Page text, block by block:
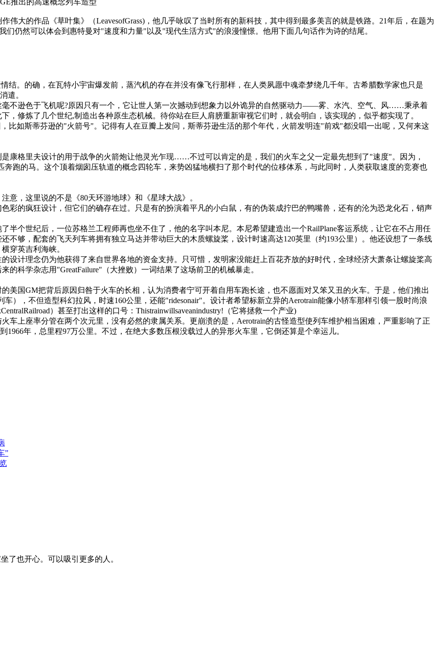
大的作品《草叶集》（LeavesofGrass)，他几乎咏叹了当时所有的新科技，其中得到最多美言的就是铁路。21年后，在题为
们仍然可以体会到惠特曼对"速度和力量"以及"现代生活方式"的浪漫憧憬。他用下面几句话作为诗的结尾。
的确，在瓦特小宇宙爆发前，蒸汽机的存在并没有像飞行那样，在人类夙愿中魂牵梦绕几千年。古希腊数学家也只是
遣。
逊色于飞机呢?原因只有一个，它让世人第一次撼动到想象力以外诡异的自然驱动力——雾、水汽、空气、风……秉承着
，修炼了几个世纪,制造出各种原生态机械。待你站在巨人肩膀重新审视它们时，就会明白，该实现的，似乎都实现了。
斯蒂芬逊的"火箭号"。记得有人在豆瓣上发问，斯蒂芬逊生活的那个年代，火箭发明连"前戏"都没唱一出呢，又何来这
格里夫设计的用于战争的火箭炮让他灵光乍现……不过可以肯定的是，我们的火车之父一定最先想到了"速度"。因为，
跑的马。这个顶着烟囱压轨道的概念四轮车，来势凶猛地横扫了那个时代的位移体系，与此同时，人类获取速度的竞赛也
，这里说的不是《80天环游地球》和《星球大战》。
的疯狂设计，但它们的确存在过。只是有的扮演着平凡的小白鼠，有的伪装成拧巴的鸭嘴兽，还有的沦为恐龙化石，销声
个世纪后，一位苏格兰工程师再也坐不住了，他的名字叫本尼。本尼希望建造出一个RailPlane客运系统，让它在不占用任
不够，配套的飞天列车将拥有独立马达并带动巨大的木质螺旋桨，设计时速高达120英里（约193公里）。他还设想了一条线
穿英吉利海峡。
计理念仍为他获得了来自世界各地的资金支持。只可惜，发明家没能赶上百花齐放的好时代，全球经济大萧条让螺旋桨高
的科学杂志用"GreatFailure"（大挫败）一词结果了这场前卫的机械暴走。
国GM把背后原因归咎于火车的长相，认为消费者宁可开着自用车跑长途，也不愿面对又笨又丑的火车。于是，他们推出
），不但造型科幻拉风，时速160公里，还能"ridesonair"。设计者希望标新立异的Aerotrain能像小轿车那样引领一股时尚浪
）甚至打出这样的口号：Thistrainwillsaveanindustry!（它将拯救一个产业)
座率分管在两个次元里，没有必然的隶属关系。更崩溃的是，Aerotrain的古怪造型使列车维护相当困难，严重影响了正
1966年，总里程97万公里。不过，在绝大多数压根没载过人的异形火车里，它倒还算是个幸运儿。
”
了也开心。可以吸引更多的人。